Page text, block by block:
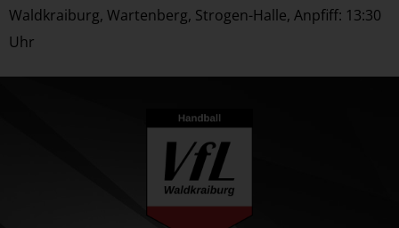
Waldkraiburg, Wartenberg, Strogen-Halle, Anpfiff: 13:30
Uhr